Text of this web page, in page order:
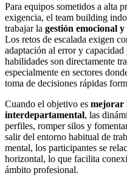
Para equipos sometidos a alta
exigencia, el team building
trabajar la gestión emocional
Los retos de escalada exigen
adaptación al error y
habilidades son directamente
especialmente en sectores
toma de decisiones rápidas
Cuando el objetivo es mejorar
interdepartamental, las
perfiles, romper silos y
salir del entorno habitual de
mental, los participantes se
horizontal, lo que facilita
ámbito profesional.